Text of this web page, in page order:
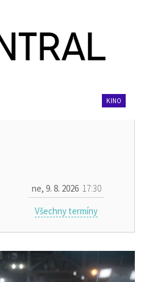
KINO
ne, 9. 8. 2026 17:30
Všechny termíny